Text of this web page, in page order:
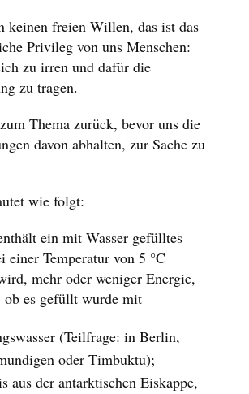
keinen freien Willen, das ist das
Privileg von uns Menschen:
zu irren und dafür die
zu tragen.
Thema zurück, bevor uns die
davon abhalten, zur Sache zu
wie folgt:
ein mit Wasser gefülltes
einer Temperatur von 5 °C
mehr oder weniger Energie,
ob es gefüllt wurde mit
(Teilfrage: in Berlin,
oder Timbuktu);
aus der antarktischen Eiskappe,